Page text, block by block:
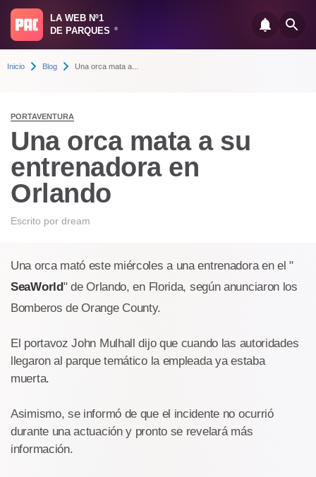
LA WEB Nº1
DE PARQUES
®
Inicio Blog Una orca mata a...
PORTAVENTURA
Una orca mata a su
entrenadora en
Orlando
Escrito por dream
Una orca mató este miércoles a una entrenadora en el "
SeaWorld" de Orlando, en Florida, según anunciaron los
Bomberos de Orange County.
El portavoz John Mulhall dijo que cuando las autoridades
llegaron al parque temático la empleada ya estaba
muerta.
Asimismo, se informó de que el incidente no ocurrió
durante una actuación y pronto se revelará más
información.